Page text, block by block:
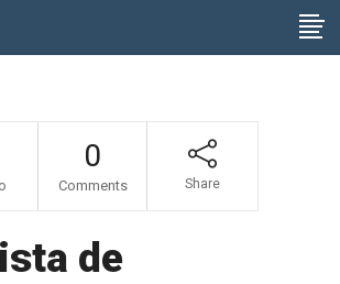
0
Comments Share
de